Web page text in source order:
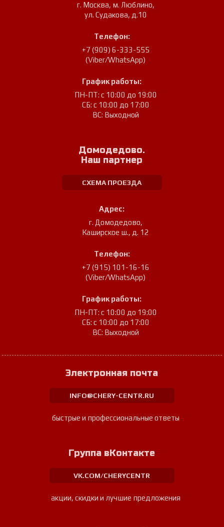
г. Москва, м. Люблино,
ул. Судакова, д.10
Телефон:
+7 (909) 6-333-555
(Viber/WhatsApp)
График работы:
ПН-ПТ: с 10:00 до 19:00
СБ: с 10:00 до 17:00
ВС: Выходной
Домодедово.
Наш партнер
СХЕМА ПРОЕЗДА
Адрес:
г. Домодедово,
Каширское ш., д. 12
Телефон:
+7 (915) 101-16-16
(Viber/WhatsApp)
График работы:
ПН-ПТ: с 10:00 до 19:00
СБ: с 10:00 до 17:00
ВС: Выходной
Электронная почта
INFO@CHERY-CENTR.RU
быстрые и профессиональные ответы
Группа вКонтакте
VK.COM/CHERYCENTR
акции, скидки и лучшие предложения